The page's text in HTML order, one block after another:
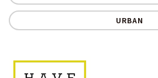
URBAN